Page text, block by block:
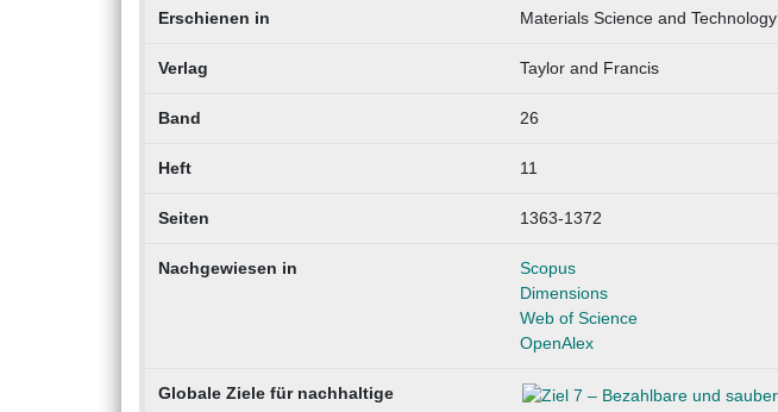
Erschienen in Materials Science and Technology
Verlag Taylor and Francis
Band 26
Heft 11
Seiten 1363-1372
Nachgewiesen in
Scopus
Dimensions
Web of Science
OpenAlex
Globale Ziele für nachhaltige